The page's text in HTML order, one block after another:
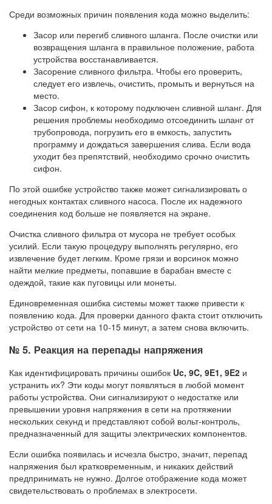
Среди возможных причин появления кода можно выделить:
Засор или перегиб сливного шланга. После очистки или
возвращения шланга в правильное положение, работа
устройства восстанавливается.
Засорение сливного фильтра. Чтобы его проверить,
следует его извлечь, очистить, промыть и вернуться на
место.
Засор сифон, к которому подключен сливной шланг. Для
решения проблемы необходимо отсоединить шланг от
трубопровода, погрузить его в емкость, запустить
программу и дождаться завершения слива. Если вода
уходит без препятствий, необходимо срочно очистить
сифон.
По этой ошибке устройство также может сигнализировать о
негодных контактах сливного насоса. После их надежного
соединения код больше не появляется на экране.
Очистка сливного фильтра от мусора не требует особых
усилий. Если такую процедуру выполнять регулярно, его
извлечение будет легким. Кроме грязи и ворсинок можно
найти мелкие предметы, попавшие в барабан вместе с
одеждой, такие как пуговицы или монеты.
Единовременная ошибка системы может также привести к
появлению кода. Для проверки данного факта стоит отключить
устройство от сети на 10-15 минут, а затем снова включить.
№ 5. Реакция на перепады напряжения
Как идентифицировать причины ошибок Uc, 9C, 9E1, 9E2 и
устранить их? Эти коды могут появляться в любой момент
работы устройства. Они сигнализируют о недостатке или
превышении уровня напряжения в сети на протяжении
нескольких секунд и представляют собой вольт-контроль,
предназначенный для защиты электрических компонентов.
Если ошибка появилась и исчезла быстро, значит, перепад
напряжения был кратковременным, и никаких действий
предпринимать не нужно. Долгое отображение кода может
свидетельствовать о проблемах в электросети.